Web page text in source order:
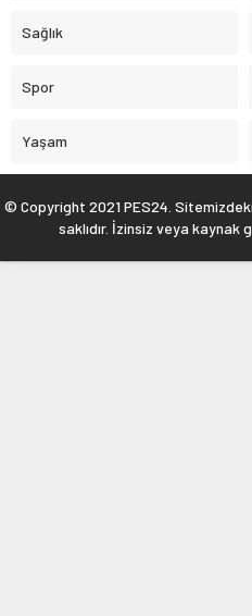
Sağlık
Spor
Yaşam
© Copyright 2021 PES24.
saklıdır. İzinsiz veya kaynak